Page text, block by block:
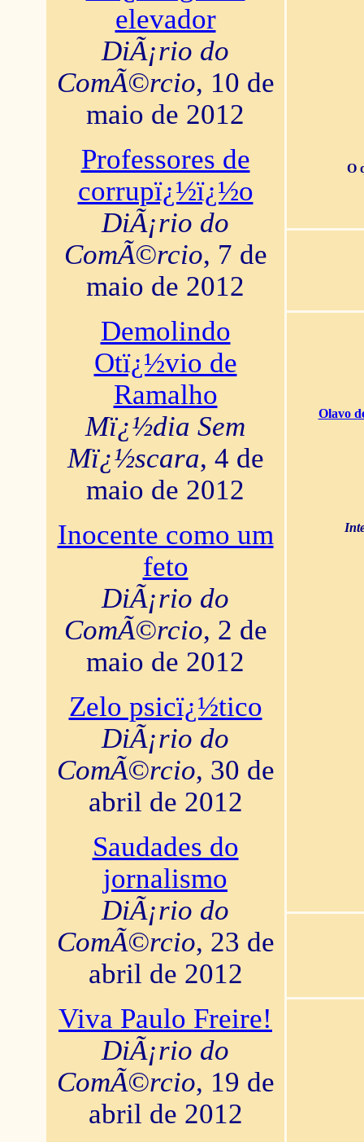
elevador
DiÃ¡rio do
ComÃ©rcio, 10 de
maio de 2012
Professores de
corrupï¿½ï¿½o
DiÃ¡rio do
ComÃ©rcio, 7 de
maio de 2012
Demolindo
Otï¿½vio de
Ramalho
Mï¿½dia Sem
Mï¿½scara, 4 de
maio de 2012
Inocente como um
feto
DiÃ¡rio do
ComÃ©rcio, 2 de
maio de 2012
Zelo psicï¿½tico
DiÃ¡rio do
ComÃ©rcio, 30 de
abril de 2012
Saudades do
jornalismo
DiÃ¡rio do
ComÃ©rcio, 23 de
abril de 2012
Viva Paulo Freire!
DiÃ¡rio do
ComÃ©rcio, 19 de
abril de 2012
O
Olavo